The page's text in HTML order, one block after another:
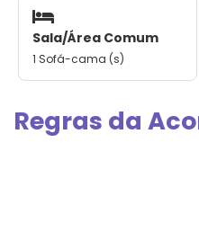
Sala/Área Comum
1 Sofá-cama (s)
Regras da